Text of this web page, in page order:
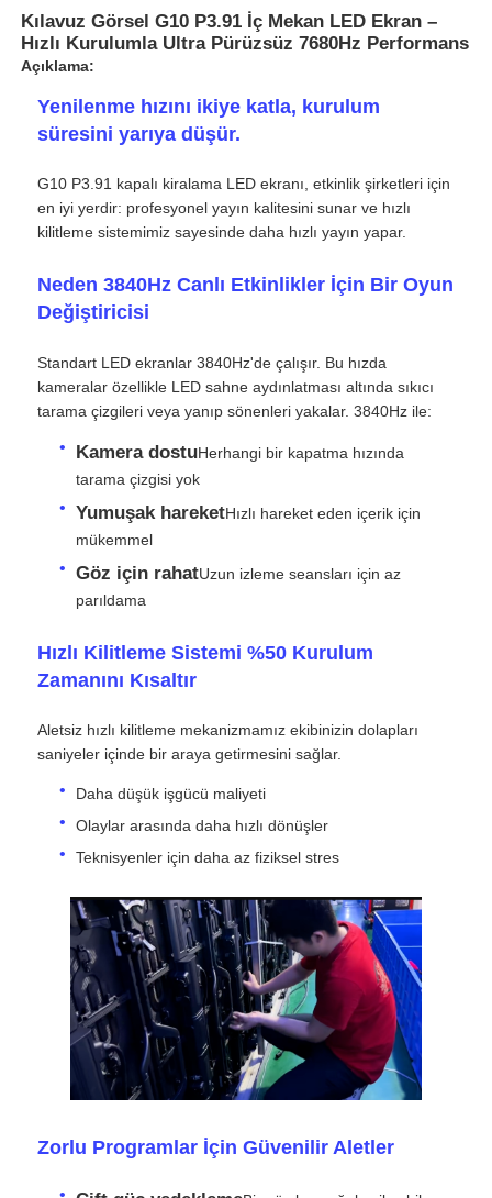
VR Gösterisi
Hakkımızda
Fabrika turu
Kalite kontrolü
Bize Ulaşın
Kılavuz Görsel G10 P3.91 İç Mekan LED Ekran –
Hızlı Kurulumla Ultra Pürüzsüz 7680Hz Performans
Açıklama:
Yenilenme hızını ikiye katla, kurulum
süresini yarıya düşür.
G10 P3.91 kapalı kiralama LED ekranı, etkinlik şirketleri için
en iyi yerdir: profesyonel yayın kalitesini sunar ve hızlı
kilitleme sistemimiz sayesinde daha hızlı yayın yapar.
Neden 3840Hz Canlı Etkinlikler İçin Bir Oyun
Değiştiricisi
Standart LED ekranlar 3840Hz'de çalışır. Bu hızda
kameralar özellikle LED sahne aydınlatması altında sıkıcı
tarama çizgileri veya yanıp sönenleri yakalar. 3840Hz ile:
Kamera dostuHerhangi bir kapatma hızında
tarama çizgisi yok
Yumuşak hareketHızlı hareket eden içerik için
mükemmel
Göz için rahatUzun izleme seansları için az
parıldama
Hızlı Kilitleme Sistemi %50 Kurulum
Zamanını Kısaltır
Aletsiz hızlı kilitleme mekanizmamız ekibinizin dolapları
saniyeler içinde bir araya getirmesini sağlar.
Daha düşük işgücü maliyeti
Olaylar arasında daha hızlı dönüşler
Teknisyenler için daha az fiziksel stres
Zorlu Programlar İçin Güvenilir Aletler